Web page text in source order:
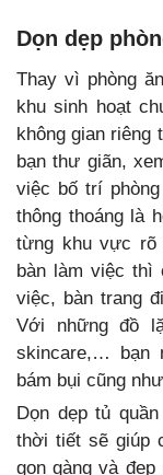
Dọn dẹp
Thay vì phòng
khu sinh hoạt
không gian riêng
bạn thư giãn,
việc bố trí
thông thoáng là
từng khu vực rõ
bàn làm việc thì
việc, bàn trang
Với những đồ
skincare,… bạn
bám bụi cũng
Dọn dẹp tủ
thời tiết sẽ giúp
gọn gàng và